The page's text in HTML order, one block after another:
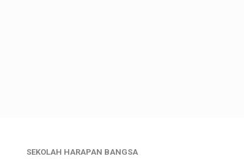
SEKOLAH HARAPAN BANGSA